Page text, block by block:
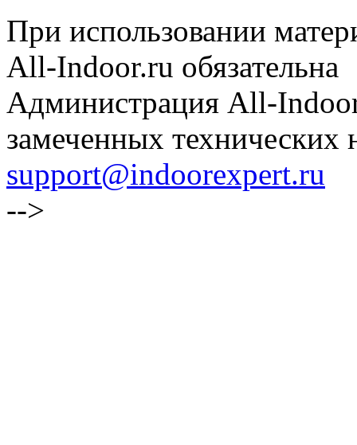
При использовании
All-Indoor.ru обязательна
Администрация All-
замеченных технических
support@indoorexpert.ru
-->